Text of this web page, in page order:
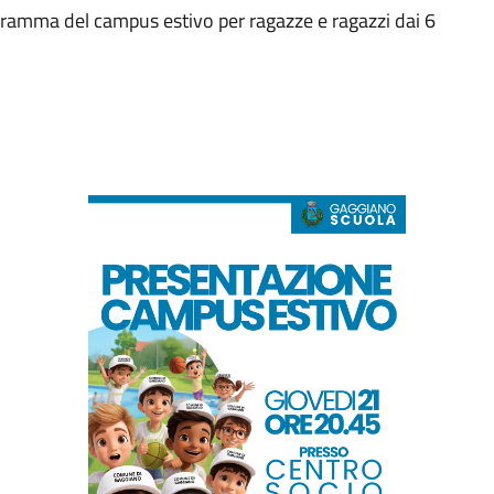
del campus estivo per ragazze e ragazzi dai 6